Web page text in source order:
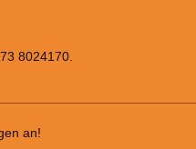
8024170.
an!